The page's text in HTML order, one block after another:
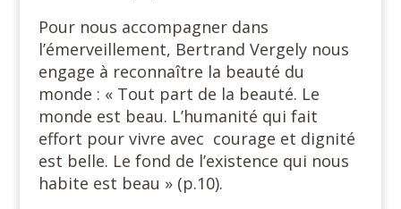
Pour nous accompagner dans
l’émerveillement, Bertrand Vergely nous
engage à reconnaître la beauté du
monde : « Tout part de la beauté. Le
monde est beau. L’humanité qui fait
effort pour vivre avec courage et dignité
est belle. Le fond de l’existence qui nous
habite est beau » (p.10).